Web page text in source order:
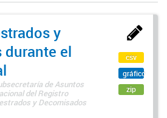
y
durante el
de Asuntos
del Registro
y Decomisados
csv
gráfico
zip